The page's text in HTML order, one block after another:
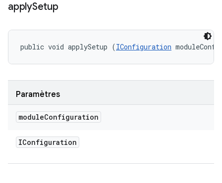
applySetup
public void applySetup (IConfiguration
Paramètres
moduleConfiguration
IConfiguration